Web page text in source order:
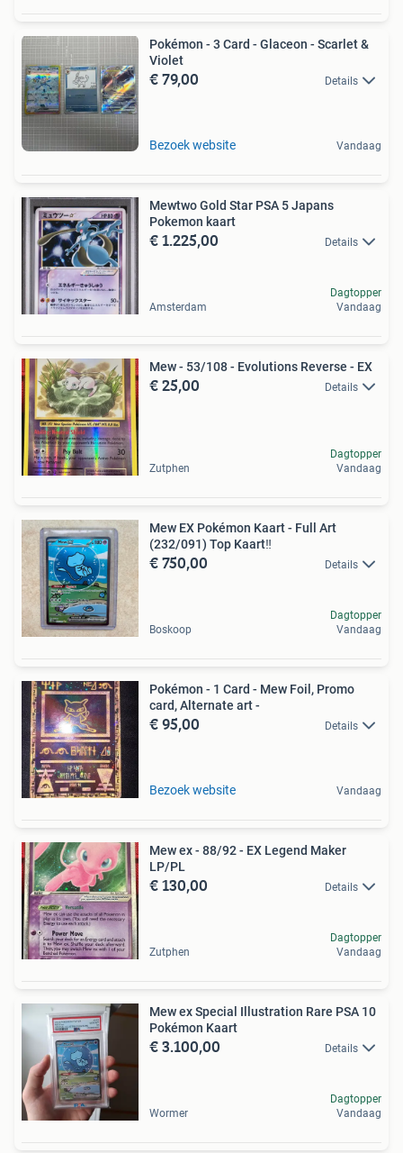
Pokémon - 3 Card - Glaceon - Scarlet &
Violet
€ 79,00 Details
Bezoek website Vandaag
Mewtwo Gold Star PSA 5 Japans
Pokemon kaart
€ 1.225,00 Details
Amsterdam
Dagtopper
Vandaag
Mew - 53/108 - Evolutions Reverse - EX
€ 25,00 Details
Zutphen
Dagtopper
Vandaag
Mew EX Pokémon Kaart - Full Art
(232/091) Top Kaart‼️
€ 750,00 Details
Boskoop
Dagtopper
Vandaag
Pokémon - 1 Card - Mew Foil, Promo
card, Alternate art -
€ 95,00 Details
Bezoek website Vandaag
Mew ex - 88/92 - EX Legend Maker
LP/PL
€ 130,00 Details
Zutphen
Dagtopper
Vandaag
Mew ex Special Illustration Rare PSA 10
Pokémon Kaart
€ 3.100,00 Details
Wormer
Dagtopper
Vandaag